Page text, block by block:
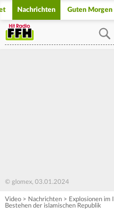
Nachrichten Guten Morgen
© glomex, 03.01.2024
Video > Nachrichten > Explosionen im
Bestehen der islamischen Republik